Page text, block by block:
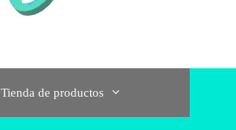
Tienda de productos